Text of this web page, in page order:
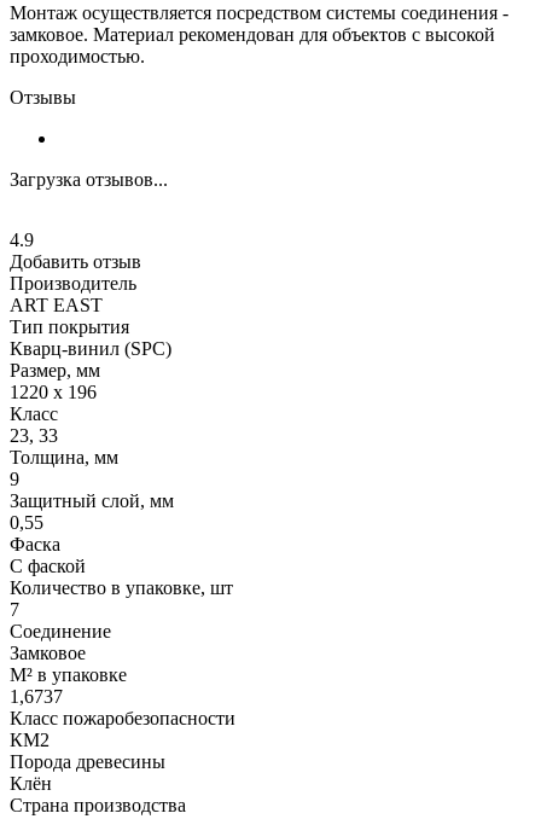
Монтаж осуществляется посредством системы соединения -
замковое. Материал рекомендован для объектов с высокой
проходимостью.
Отзывы
Загрузка отзывов...
4.9
Добавить отзыв
Производитель
ART EAST
Тип покрытия
Кварц-винил (SPC)
Размер, мм
1220 х 196
Класс
23, 33
Толщина, мм
9
Защитный слой, мм
0,55
Фаска
С фаской
Количество в упаковке, шт
7
Соединение
Замковое
М² в упаковке
1,6737
Класс пожаробезопасности
КМ2
Порода древесины
Клён
Страна производства